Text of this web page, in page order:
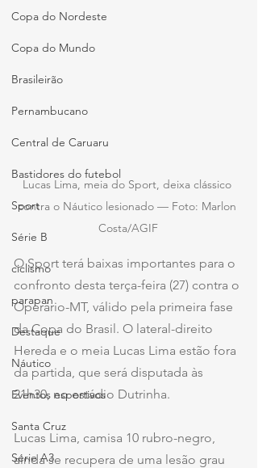
Copa do Nordeste
Copa do Mundo
Brasileirão
Pernambucano
Central de Caruaru
Bastidores do futebol
Sport
Série B
ciclismo
parapan
Destaque
Náutico
Eventos esportivos
Santa Cruz
Série A3
Lucas Lima, meia do Sport, deixa clássico
contra o Náutico lesionado — Foto: Marlon
Costa/AGIF
O Sport terá baixas importantes para o
confronto desta terça-feira (27) contra o
Operário-MT, válido pela primeira fase
da Copa do Brasil. O lateral-direito
Hereda e o meia Lucas Lima estão fora
da partida, que será disputada às
21h30, no estádio Dutrinha.
Lucas Lima, camisa 10 rubro-negro,
ainda se recupera de uma lesão grau